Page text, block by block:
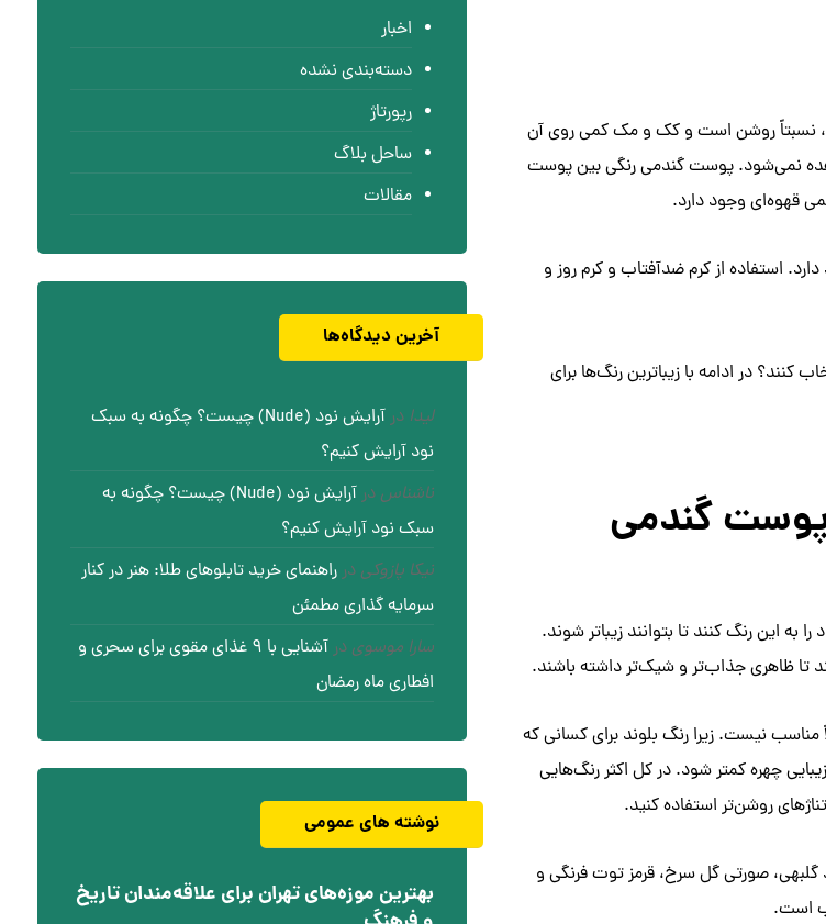
نسبتاً روشن است و کک و مک کمی روی آن
نمی‌شود. پوست گندمی رنگی بین پوست
قهوه‌ای وجود دارد.
استفاده از کرم ضدآفتاب و کرم روز و
در ادامه با زیباترین رنگ‌ها برای
پوست گندمی
این رنگ کنند تا بتوانند زیباتر شوند.
تا ظاهری جذاب‌تر و شیک‌تر داشته باشند.
نیست. زیرا رنگ بلوند برای کسانی که
چهره کمتر شود. در کل اکثر رنگ‌هایی
روشن‌تر استفاده کنید.
صورتی گل سرخ، قرمز توت فرنگی و
اخبار
دسته‌بندی نشده
رپورتاژ
ساحل بلاگ
مقالات
آخرین دیدگاه‌ها
لیدا در
آرایش نود (Nude) چیست؟ چگونه به سبک
نود آرایش کنیم؟
ناشناس در
آرایش نود (Nude) چیست؟ چگونه به
سبک نود آرایش کنیم؟
نیکا پازوکی درراهنمای خرید تابلوهای طلا: هنر در کنار
سرمایه گذاری مطمئن
سارا موسوی در
آشنایی با ۹ غذای مقوی برای سحری و
افطاری ماه رمضان
نوشته های عمومی
بهترین موزه‌های تهران برای علاقه‌مندان تاریخ